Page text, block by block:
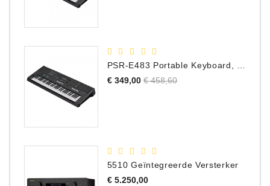
PSR-E483 Portable Keyboard, 61 Toetsen
€ 349,00 Normale
€ 458,60Prijs
5510 Geïntegreerde Versterker
€ 5.250,00Prijs